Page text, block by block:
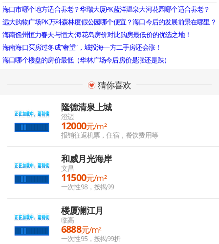
海口市哪个地方适合养老？华瑞大厦PK蓝洋温泉大河花园哪个适合养老？
远大购物广场PK万科森林度假公园哪个便宜？海口今后的发展前景在哪里？
海南儋州恒力春天与恒大·海花岛房价对比购房最低价的优选之地！
海南海口买房过冬成“奢望”，城投海一方二手房还会涨！
海口哪个楼盘的房价最低（华林广场今后房价是涨还是跌）
猜你喜欢
隆德清泉上城
澄迈
12000元/m²
报销往返机票，住宿，餐饮费用等
和威月光海岸
文昌
11500元/m²
一次性98，按揭99
楼厦澜江月
临高
6888元/m²
一次性95，按揭99折